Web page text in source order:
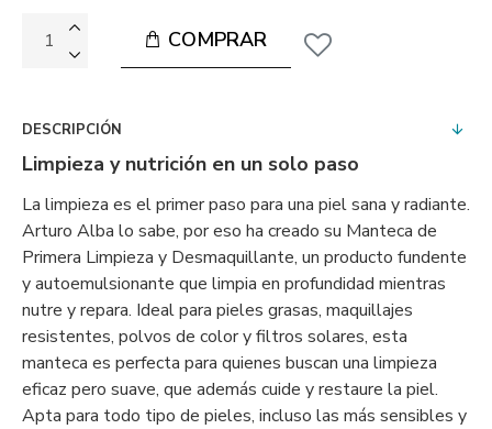
COMPRAR
DESCRIPCIÓN
Limpieza y nutrición en un solo paso
La limpieza es el primer paso para una piel sana y radiante.
Arturo Alba lo sabe, por eso ha creado su Manteca de
Primera Limpieza y Desmaquillante, un producto fundente
y autoemulsionante que limpia en profundidad mientras
nutre y repara. Ideal para pieles grasas, maquillajes
resistentes, polvos de color y filtros solares, esta
manteca es perfecta para quienes buscan una limpieza
eficaz pero suave, que además cuide y restaure la piel.
Apta para todo tipo de pieles, incluso las más sensibles y